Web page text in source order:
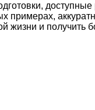
жизни и получить